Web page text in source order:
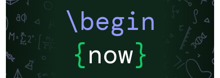
\begin
{now}